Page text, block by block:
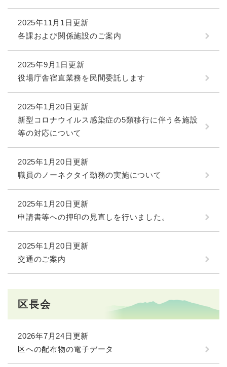
2025年11月1日更新
各課および関係施設のご案内
2025年9月1日更新
役場庁舎宿直業務を民間委託します
2025年1月20日更新
新型コロナウイルス感染症の5類移行に伴う各施設
等の対応について
2025年1月20日更新
職員のノーネクタイ勤務の実施について
2025年1月20日更新
申請書等への押印の見直しを行いました。
2025年1月20日更新
交通のご案内
区長会
2026年7月24日更新
区への配布物の電子データ